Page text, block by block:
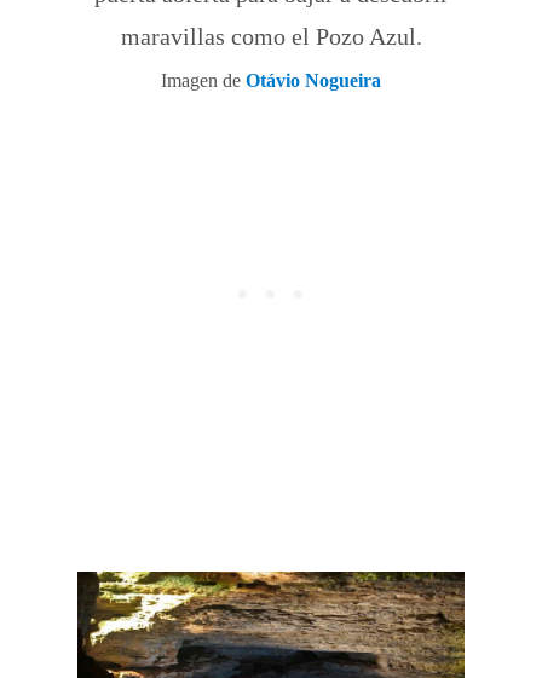
maravillas como el Pozo Azul.
Imagen de Otávio Nogueira